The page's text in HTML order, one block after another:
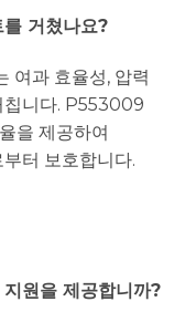
거쳤나요?
여과 효율성, 압력
칩니다. P553009
을 제공하여
터 보호합니다.
원을 제공합니까?